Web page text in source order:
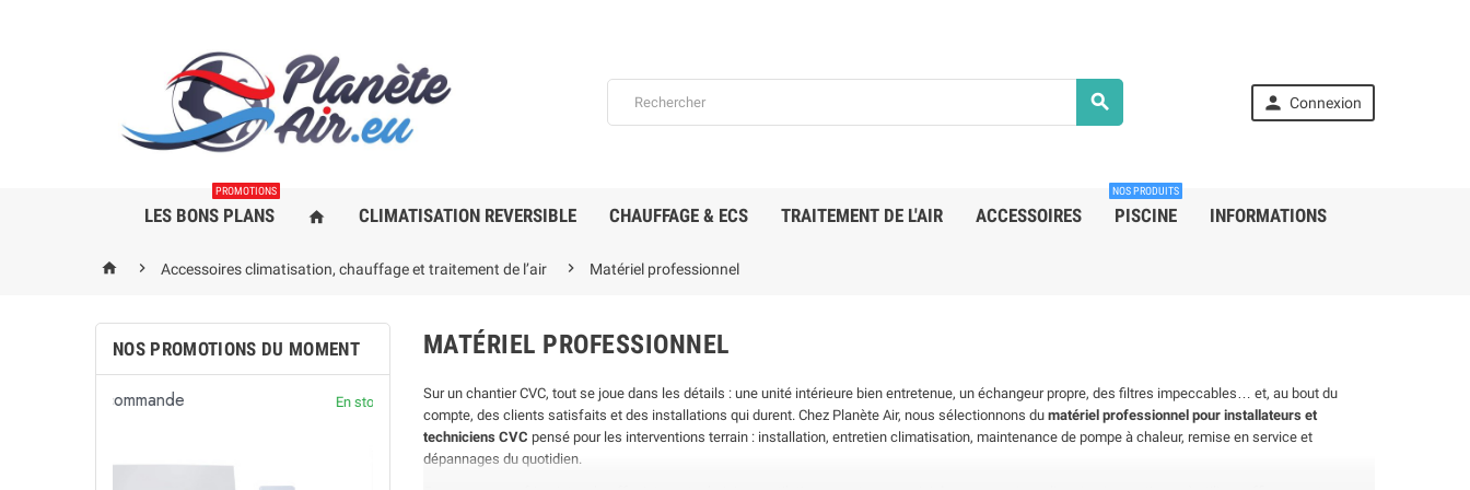
  Connexion
LES BONS PLANS
PROMOTIONS
home CLIMATISATION REVERSIBLE CHAUFFAGE & ECS TRAITEMENT DE L'AIR ACCESSOIRES PISCINE
NOS PRODUITS
INFORMATIONS
  Accessoires climatisation, chauffage et traitement de l’air  Matériel professionnel
NOS PROMOTIONS DU MOMENT
En stock Sur commande En stock En stock En stock
MATÉRIEL PROFESSIONNEL
Sur un chantier CVC, tout se joue dans les détails : une unité intérieure bien entretenue, un échangeur propre, des filtres impeccables… et, au bout du
compte, des clients satisfaits et des installations qui durent. Chez Planète Air, nous sélectionnons du matériel professionnel pour installateurs et
techniciens CVC pensé pour les interventions terrain : installation, entretien climatisation, maintenance de pompe à chaleur, remise en service et
dépannages du quotidien.